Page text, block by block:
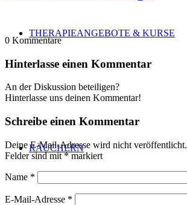
THERAPIEANGEBOTE & KURSE
RÄUCHERN
0 Kommentare
Hinterlasse einen Kommentar
An der Diskussion beteiligen?
Hinterlasse uns deinen Kommentar!
Schreibe einen Kommentar
Deine E-Mail-Adresse wird nicht veröffentlicht.
Felder sind mit*markiert
Name *
E-Mail-Adresse *